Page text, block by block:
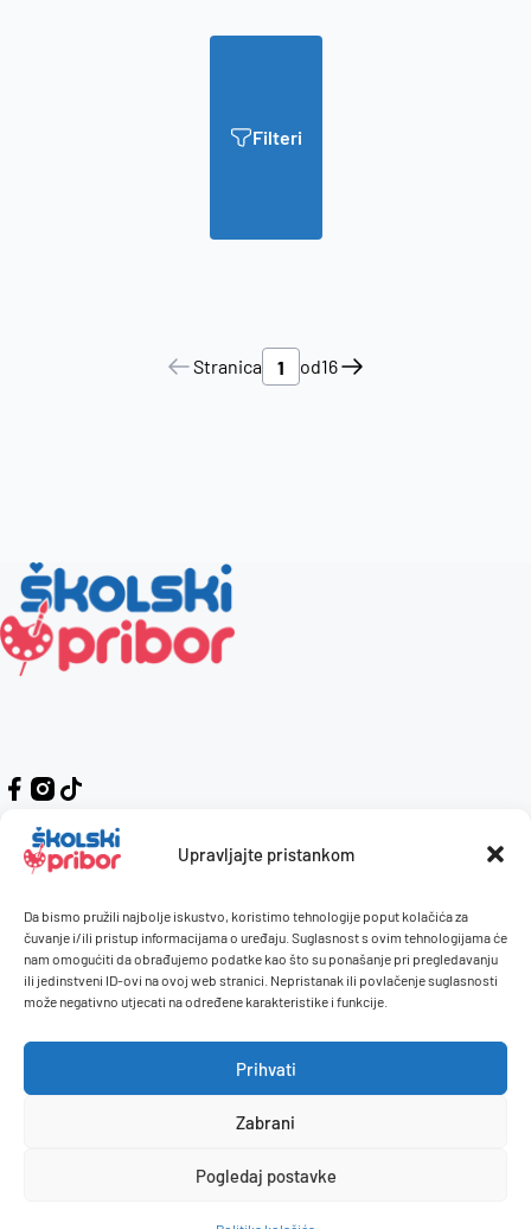
Upravljajte pristankom
Da bismo pružili najbolje iskustvo, koristimo tehnologije poput kolačića za
čuvanje i/ili pristup informacijama o uređaju. Suglasnost s ovim tehnologijama će
nam omogućiti da obrađujemo podatke kao što su ponašanje pri pregledavanju
ili jedinstveni ID-ovi na ovoj web stranici. Nepristanak ili povlačenje suglasnosti
može negativno utjecati na određene karakteristike i funkcije.
Prihvati
Zabrani
Pogledaj postavke
Filteri
Stranica od16
Kontakt
O nama
Naručivanje i plaćanje
Uvjeti korištenja
Pravilnik giveaway
Politika privatnosti
Povrati / reklamacije